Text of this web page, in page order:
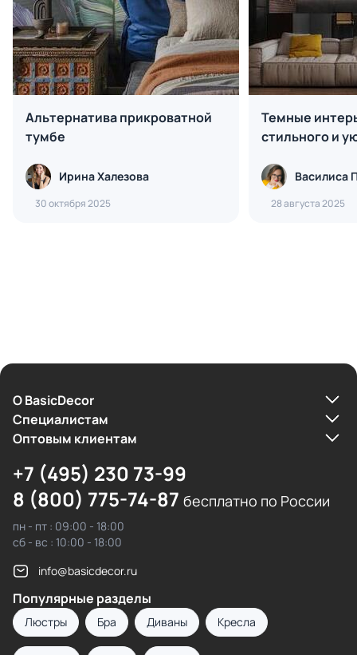
Альтернатива прикроватной
тумбе
Ирина Халезова
30 октября 2025
Темные
стильного и
Василиса
28 августа 2025
О BasicDecor
Cпециалистам
Оптовым клиентам
+7 (495) 230 73-99
8 (800) 775-74-87 бесплатно по России
пн - пт : 09:00 - 18:00
сб - вс : 10:00 - 18:00
info@basicdecor.ru
Популярные разделы
Люстры Бра Диваны Кресла